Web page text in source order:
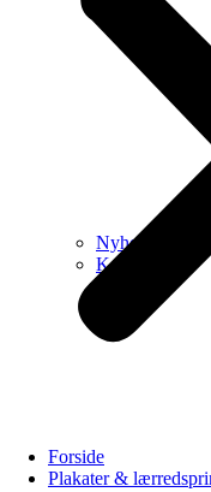
Forside
Plakater &
Nyheder
Kollektioner